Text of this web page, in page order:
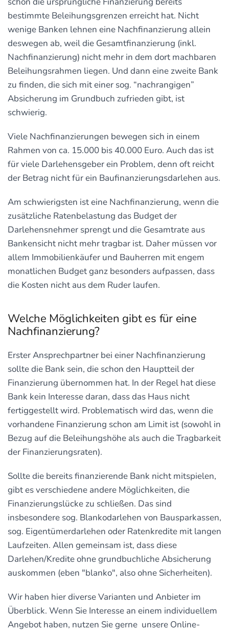
bestimmte Beleihungsgrenzen erreicht hat. Nicht
wenige Banken lehnen eine Nachfinanzierung allein
deswegen ab, weil die Gesamtfinanzierung (inkl.
Nachfinanzierung) nicht mehr in dem dort machbaren
Beleihungsrahmen liegen. Und dann eine zweite Bank
zu finden, die sich mit einer sog. “nachrangigen”
Absicherung im Grundbuch zufrieden gibt, ist
schwierig.
Viele Nachfinanzierungen bewegen sich in einem
Rahmen von ca. 15.000 bis 40.000 Euro. Auch das ist
für viele Darlehensgeber ein Problem, denn oft reicht
der Betrag nicht für ein Baufinanzierungsdarlehen aus.
Am schwierigsten ist eine Nachfinanzierung, wenn die
zusätzliche Ratenbelastung das Budget der
Darlehensnehmer sprengt und die Gesamtrate aus
Bankensicht nicht mehr tragbar ist. Daher müssen vor
allem Immobilienkäufer und Bauherren mit engem
monatlichen Budget ganz besonders aufpassen, dass
die Kosten nicht aus dem Ruder laufen.
Welche Möglichkeiten gibt es für eine
Nachfinanzierung?
Erster Ansprechpartner bei einer Nachfinanzierung
sollte die Bank sein, die schon den Hauptteil der
Finanzierung übernommen hat. In der Regel hat diese
Bank kein Interesse daran, dass das Haus nicht
fertiggestellt wird. Problematisch wird das, wenn die
vorhandene Finanzierung schon am Limit ist (sowohl in
Bezug auf die Beleihungshöhe als auch die Tragbarkeit
der Finanzierungsraten).
Sollte die bereits finanzierende Bank nicht mitspielen,
gibt es verschiedene andere Möglichkeiten, die
Finanzierungslücke zu schließen. Das sind
insbesondere sog. Blankodarlehen von Bausparkassen,
sog. Eigentümerdarlehen oder Ratenkredite mit langen
Laufzeiten. Allen gemeinsam ist, dass diese
Darlehen/Kredite ohne grundbuchliche Absicherung
auskommen (eben "blanko", also ohne Sicherheiten).
Wir haben hier diverse Varianten und Anbieter im
Überblick. Wenn Sie Interesse an einem individuellem
Angebot haben, nutzen Sie gerne unsere Online-